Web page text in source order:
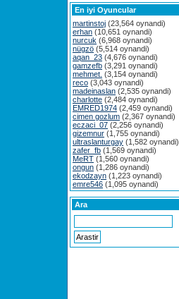
En iyi Oyuncular
martinstoj (23,564 oynandi)
erhan (10,651 oynandi)
nurcuk (6,968 oynandi)
nügzö (5,514 oynandi)
aqan_23 (4,676 oynandi)
gamzefb (3,291 oynandi)
mehmet. (3,154 oynandi)
reco (3,043 oynandi)
madeinaslan (2,535 oynandi)
charlotte (2,484 oynandi)
EMRED1974 (2,459 oynandi)
cimen gozlum (2,367 oynandi)
eczaci_07 (2,256 oynandi)
gizemnur (1,755 oynandi)
ultraslanturgay (1,582 oynandi)
zafer_fb (1,569 oynandi)
MeRT (1,560 oynandi)
ongun (1,286 oynandi)
ekodzayn (1,223 oynandi)
emre546 (1,095 oynandi)
Ara